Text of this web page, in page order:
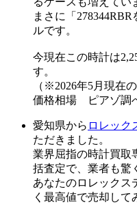
まさに「
ルです。
今現在この時計は
す。
（※2026年5月現在
価格相場 ピアゾ調
愛知県から ロレック
ただきました。
業界屈指の時計買取
括査定で、業者も驚
あなたのロレックス
く最高値で売却して